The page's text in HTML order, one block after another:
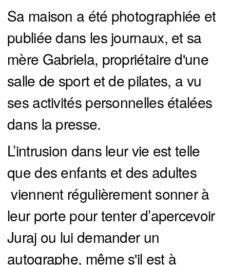
Sa maison a été photographiée et
publiée dans les journaux, et sa
mère Gabriela, propriétaire d'une
salle de sport et de pilates, a vu
ses activités personnelles étalées
dans la presse.
L’intrusion dans leur vie est telle
que des enfants et des adultes
viennent régulièrement sonner à
leur porte pour tenter d’apercevoir
Juraj ou lui demander un
autographe, même s'il est à